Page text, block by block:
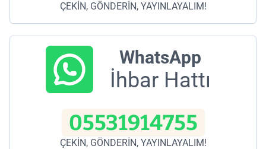
ÇEKİN, GÖNDERİN, YAYINLAYALIM!
WhatsApp
İhbar Hattı
05531914755
ÇEKİN, GÖNDERİN, YAYINLAYALIM!